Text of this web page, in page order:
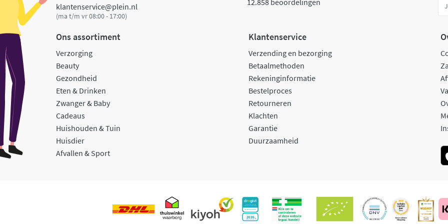
klantenservice@plein.nl
(ma t/m vr 08:00 - 17:00)
12.858 beoordelingen
Ons assortiment
Verzorging
Beauty
Gezondheid
Eten & Drinken
Zwanger & Baby
Cadeaus
Huishouden & Tuin
Huisdier
Afvallen & Sport
Klantenservice
Verzending en bezorging
Betaalmethoden
Rekeninginformatie
Bestelproces
Retourneren
Klachten
Garantie
Duurzaamheid